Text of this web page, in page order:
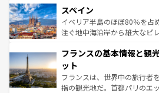
ろん、トスカーナの美しい田
景など、自然景観も見逃せな
ピザやパスタなど、絶品のイ
ませてくれるイタリアで、忘
なお、新着のイタリア情報は
しい。
スペイン
イベリア半島のほぼ80％を占
注ぐ地中海沿岸から雄大なピ
文化が根付くこの国では、情
れる闘牛、そして美味しいタ
る。首都マドリードの洗練さ
アートに溢れた街角から、地
フランスの基本情報と観
ット
フランスは、世界中の旅行者
指の観光地だ。首都パリのエ